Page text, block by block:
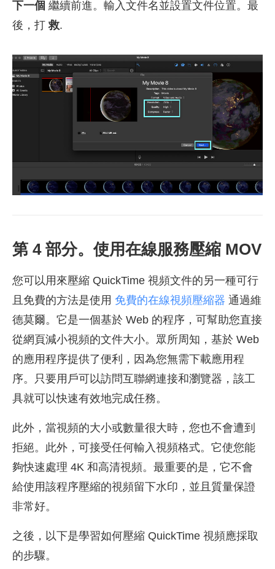
下一個 繼續前進。輸入文件名並設置文件位置。最
後，打救.
第 4 部分。使用在線服務壓縮 MOV
您可以用來壓縮 QuickTime 視頻文件的另一種可行
且免費的方法是使用 免費的在線視頻壓縮器 通過維
德莫爾。它是一個基於 Web 的程序，可幫助您直接
從網頁減小視頻的文件大小。眾所周知，基於 Web
的應用程序提供了便利，因為您無需下載應用程
序。只要用戶可以訪問互聯網連接和瀏覽器，該工
具就可以快速有效地完成任務。
此外，當視頻的大小或數量很大時，您也不會遭到
拒絕。此外，可接受任何輸入視頻格式。它使您能
夠快速處理 4K 和高清視頻。最重要的是，它不會
給使用該程序壓縮的視頻留下水印，並且質量保證
非常好。
之後，以下是學習如何壓縮 QuickTime 視頻應採取
的步驟。